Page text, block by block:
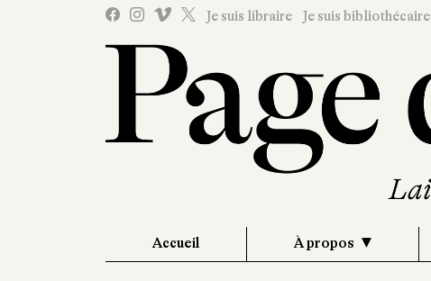
Je suis libraire Je suis bibliothécaire
Accueil À propos